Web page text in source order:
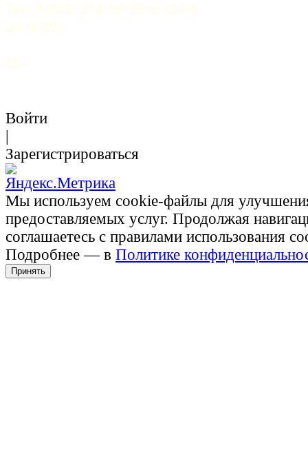
Тел. 8 (812) 274-35-25 (c 12.00
до 18.00)
12+
Войти
|
Зарегистрироваться
Мы используем cookie-файлы для
предоставляемых услуг. Продолжая
соглашаетесь с правилами использования
Подробнее — в Политике
Принять